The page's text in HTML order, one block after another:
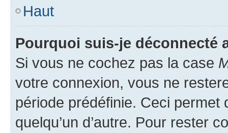
Haut
Pourquoi suis-je déconnecté
Si vous ne cochez pas la case
votre connexion, vous ne
période prédéfinie. Ceci permet
quelqu’un d’autre. Pour rester